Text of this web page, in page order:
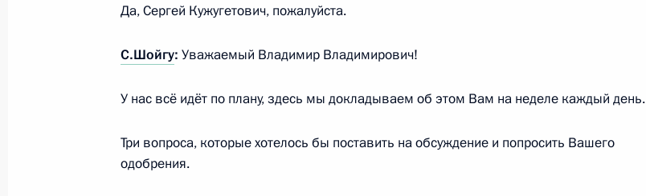
27 февраля 2022 года, воскресенье
Встреча с Сергеем Шойгу и Валерием Герасимовым
27 февраля 2022 года, 16:05
Да, Сергей Кужугетович, пожалуйста.
С.Шойгу: Уважаемый Владимир Владимирович!
У нас всё идёт по плану, здесь мы докладываем об этом Вам на неделе каждый день.
Три вопроса, которые хотелось бы поставить на обсуждение и попросить Вашего
одобрения.